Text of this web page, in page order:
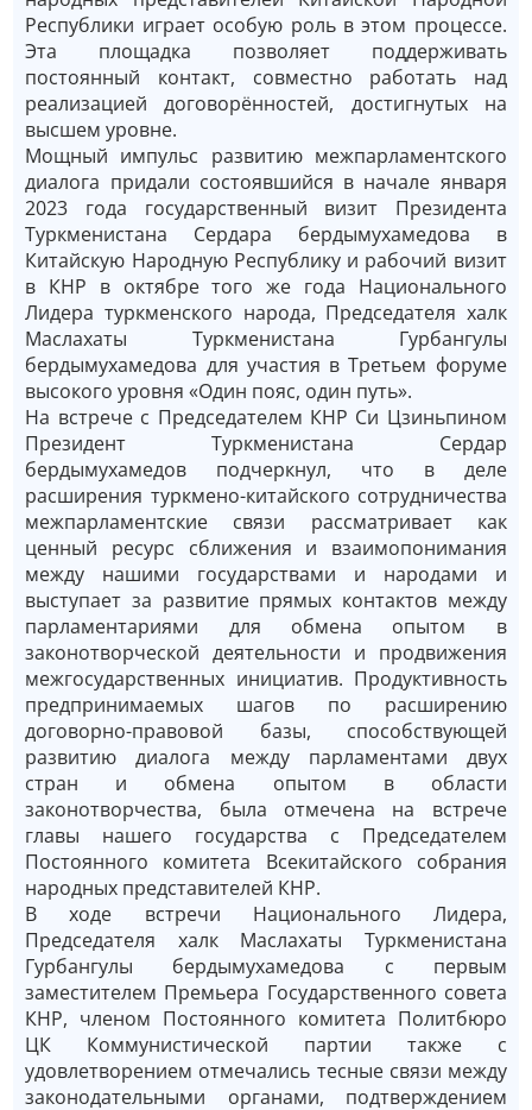
Республики играет особую роль в этом процессе.
Эта площадка позволяет поддерживать
постоянный контакт, совместно работать над
реализацией договорённостей, достигнутых на
высшем уровне.
Мощный импульс развитию межпарламентского
диалога придали состоявшийся в начале января
2023 года государственный визит Президента
Туркменистана Сердара бердымухамедова в
Китайскую Народную Республику и рабочий визит
в КНР в октябре того же года Национального
Лидера туркменского народа, Председателя халк
Маслахаты Туркменистана Гурбангулы
бердымухамедова для участия в Третьем форуме
высокого уровня «Один пояс, один путь».
На встрече с Председателем КНР Си Цзиньпином
Президент Туркменистана Сердар
бердымухамедов подчеркнул, что в деле
расширения туркмено-китайского сотрудничества
межпарламентские связи рассматривает как
ценный ресурс сближения и взаимопонимания
между нашими государствами и народами и
выступает за развитие прямых контактов между
парламентариями для обмена опытом в
законотворческой деятельности и продвижения
межгосударственных инициатив. Продуктивность
предпринимаемых шагов по расширению
договорно-правовой базы, способствующей
развитию диалога между парламентами двух
стран и обмена опытом в области
законотворчества, была отмечена на встрече
главы нашего государства с Председателем
Постоянного комитета Всекитайского собрания
народных представителей КНР.
В ходе встречи Национального Лидера,
Председателя халк Маслахаты Туркменистана
Гурбангулы бердымухамедова с первым
заместителем Премьера Государственного совета
КНР, членом Постоянного комитета Политбюро
ЦК Коммунистической партии также с
удовлетворением отмечались тесные связи между
законодательными органами, подтверждением